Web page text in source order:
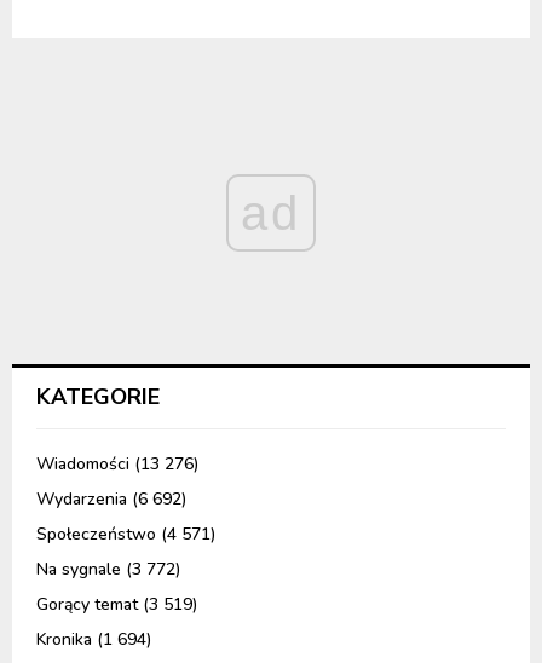
ad
KATEGORIE
Wiadomości (13 276)
Wydarzenia (6 692)
Społeczeństwo (4 571)
Na sygnale (3 772)
Gorący temat(3 519)
Kronika (1 694)